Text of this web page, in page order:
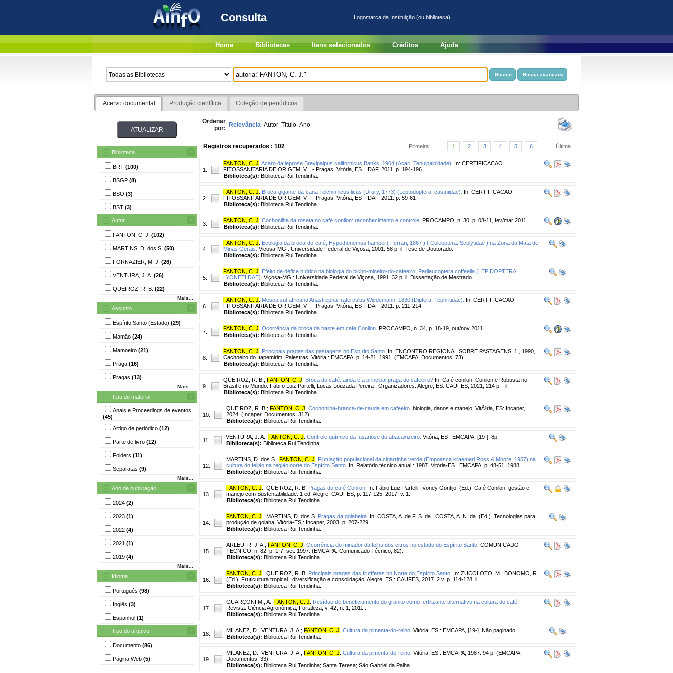
Consulta Logomarca da Instituição (ou biblioteca)
Home Bibliotecas Itens selecionados Créditos Ajuda
Acervo documental Produção científica Coleção de periódicos
Biblioteca
BRT (100)
BSGP (8)
BSO (3)
BST (3)
Autor
FANTON, C. J. (102)
MARTINS, D. dos S. (50)
FORNAZIER, M. J. (26)
VENTURA, J. A. (26)
QUEIROZ, R. B. (22)
Mais...
Assunto
Espírito Santo (Estado) (29)
Mamão (24)
Mamoeiro (21)
Praga (16)
Pragas (13)
Mais...
Tipo do material
Anais e Proceedings de eventos
(45)
Artigo de periódico (12)
Parte de livro (12)
Folders (11)
Separatas (9)
Mais...
Ano de publicação
2024 (2)
2023 (1)
2022 (4)
2021 (1)
2019 (4)
Mais...
Idioma
Português (98)
Inglês (3)
Espanhol (1)
Tipo do arquivo
Documento (86)
Página Web (5)
Ordenar
por: Relevância Autor Título Ano
Registros recuperados : 102 Primeira 1 2 3 4 5 6 Última
1.
FANTON, C. J Acaro da leprose Brevipalpus californicus Banks, 1904 (Acari: Tenuipalpidade).
In: CERTIFICACAO
FITOSSANITARIA DE ORIGEM. V. I - Pragas. Vitória, ES : IDAF, 2011. p. 194-196
Biblioteca(s): Biblioteca Rui Tendinha.
2.
FANTON, C. J Broca-gigante-da-cana Telchin licus licus (Drury, 1773) (Leptodoptera: castniidae).
In: CERTIFICACAO
FITOSSANITARIA DE ORIGEM. V. I - Pragas. Vitória, ES : IDAF, 2011. p. 59-61
Biblioteca(s): Biblioteca Rui Tendinha.
3.
FANTON, C. J Cochonilha da roseta no café conilon: reconhecimento e controle. PROCAMPO, n. 30, p. 08-11, fev/mar 2011.
Biblioteca(s): Biblioteca Rui Tendinha.
4.
FANTON, C. J
Ecologia da broca-do-café, Hypothenemus hampei ( Ferrari, 1867 ) ( Coleoptera: Scolytidae ) na Zona da Mata de
Minas Gerais. Viçosa-MG : Universidade Federal de Viçosa, 2001. 58 p. il. Tese de Doutorado.
Biblioteca(s): Biblioteca Rui Tendinha.
5.
FANTON, C. J
Efeito de défice hídrico na biologia do bicho-mineiro-do-cafeeiro, Perileucoptera coffeella (LEPIDOPTERA :
LYONETIIDAE). Viçosa-MG : Universidade Federal de Viçosa, 1991. 32 p. il. Dissertação de Mestrado.
Biblioteca(s): Biblioteca Rui Tendinha.
6.
FANTON, C. J Mosca sul-africana Anastrepha fraterculus Wiedemann, 1830 (Diptera: Tephritidae).
In: CERTIFICACAO
FITOSSANITARIA DE ORIGEM. V. I - Pragas. Vitória, ES : IDAF, 2011. p. 211-214
Biblioteca(s): Biblioteca Rui Tendinha.
7.
FANTON, C. J Ocorrência da broca da haste em café Conilon. PROCAMPO, n. 34, p. 18-19, out/nov 2011.
Biblioteca(s): Biblioteca Rui Tendinha.
8.
FANTON, C. J Principais pragas das pastagens no Espírito Santo. In: ENCONTRO REGIONAL SOBRE PASTAGENS, 1., 1990,
Cachoeiro do Itapemirim. Palestras. Vitória : EMCAPA, p. 14-21, 1991. (EMCAPA. Documentos, 73).
Biblioteca(s): Biblioteca Rui Tendinha.
9.
QUEIROZ, R. B. ; FANTON, C. J Broca do café: ainda é a principal praga do cafeeiro? In: Café conilon: Conilon e Robusta no
Brasil e no Mundo. Fábi o Luiz Partelli, Lucas Louzada Pereira , Organizadores. Alegre, ES: CAUFES, 2021, 214 p. : il.
Biblioteca(s): Biblioteca Rui Tendinha.
10.
QUEIROZ, R. B. ; FANTON, C. J Cochonilha-branca-de-cauda em cafeeiro. biologia, danos e manejo. VitÃ³ria, ES: Incaper,
2024. (Incaper. Documentos, 312).
Biblioteca(s): Biblioteca Rui Tendinha.
11.
VENTURA, J. A. ; FANTON, C. J Controle químico da fusariose do abacaxizeiro. Vitória, ES : EMCAPA, [19-]. 8p.
Biblioteca(s): Biblioteca Rui Tendinha.
12.
MARTINS, D. dos S. ; FANTON, C. J
Flutuação populacional da cigarrinha verde (Empoasca kraemeri Ross & Moore, 1957) na
cultura do feijão na região norte do Espírito Santo. In: Relatório técnico anual : 1987. Vitória-ES : EMCAPA, p. 48-51, 1988.
Biblioteca(s): Biblioteca Rui Tendinha.
13.
FANTON, C. J ; QUEIROZ, R. B. Pragas do café Conilon. In: Fábio Luiz Partelli; Ivoney Gontijo. (Ed.). Café Conilon: gestão e
manejo com Sustentabilidade. 1 ed. Alegre: CAUFES, p. 117-125, 2017, v. 1.
Biblioteca(s): Biblioteca Rui Tendinha.
14.
FANTON, C. J ; MARTINS, D. dos S. Pragas da goiabeira. In: COSTA, A. de F. S. da.; COSTA, A. N. da. (Ed.). Tecnologias para
produção de goiaba. Vitória-ES : Incaper, 2003. p. 207-229.
Biblioteca(s): Biblioteca Rui Tendinha.
15.
ARLEU, R. J. A. ; FANTON, C. J Ocorrência do minador da folha dos citros no estado do Espírito Santo. COMUNICADO
TÉCNICO, n. 82, p. 1-7, set. 1997. (EMCAPA. Comunicado Técnico, 82).
Biblioteca(s): Biblioteca Rui Tendinha.
16.
FANTON, C. J ; QUEIROZ, R. B. Principais pragas das frutíferas no Norte do Espírito Santo. In: ZUCOLOTO, M.; BONOMO, R.
(Ed.). Fruticultura tropical : diversificação e consolidação. Alegre, ES : CAUFES, 2017. 2 v. p. 114-128. il.
Biblioteca(s): Biblioteca Rui Tendinha.
17.
GUARÇONI M., A. ; FANTON, C. J
Resíduo de beneficiamento do granito como fertilizante alternativo na cultura do café.
Revista. Ciência Agronômica, Fortaleza, v. 42, n. 1, 2011 .
Biblioteca(s): Biblioteca Rui Tendinha.
18.
MILANEZ, D. ; VENTURA, J. A. ; FANTON, C. J Cultura da pimenta-do-reino. Vitória, ES : EMCAPA, [19-]. Não paginado.
Biblioteca(s): Biblioteca Rui Tendinha.
19.
MILANEZ, D. ; VENTURA, J. A. ; FANTON, C. J Cultura da pimenta-do-reino. Vitória, ES : EMCAPA, 1987. 94 p. (EMCAPA.
Documentos, 33).
Biblioteca(s): Biblioteca Rui Tendinha; Santa Teresa; São Gabriel da Palha.